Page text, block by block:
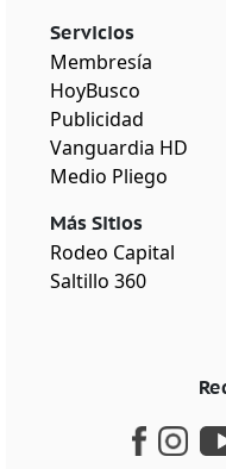
Servicios
Membresía
HoyBusco
Publicidad
Vanguardia HD
Medio Pliego
Más Sitios
Rodeo Capital
Saltillo 360